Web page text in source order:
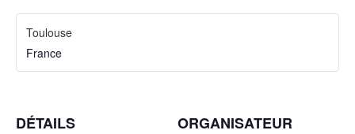
DÉTAILS ORGANISATEUR
Toulouse
France